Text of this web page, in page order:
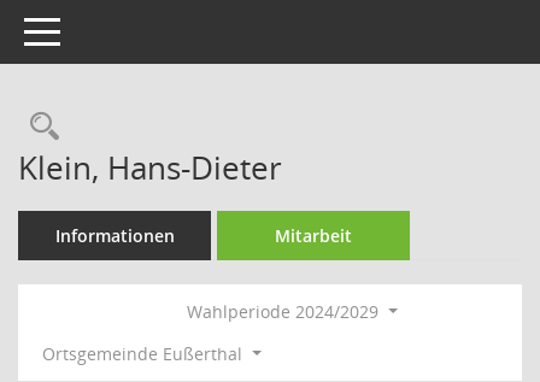
Toggle navigation
Rechercheauswahl
Klein, Hans-Dieter
Informationen Mitarbeit
Wahlperiode 2024/2029
Ortsgemeinde Eußerthal